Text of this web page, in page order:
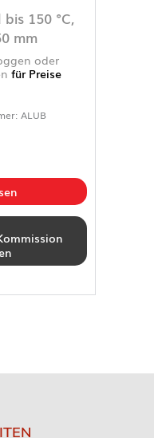
150 °C,
mm
oder
für Preise
ALUB